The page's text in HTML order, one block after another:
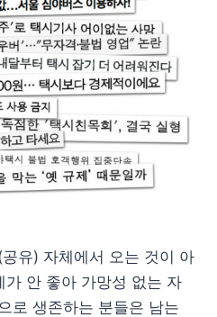
유) 자체에서 오는 것이 아
안 좋아 가망성 없는 자
로 생존하는 분들은 남는